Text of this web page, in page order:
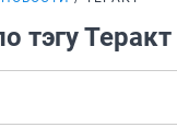
тэгу Теракт